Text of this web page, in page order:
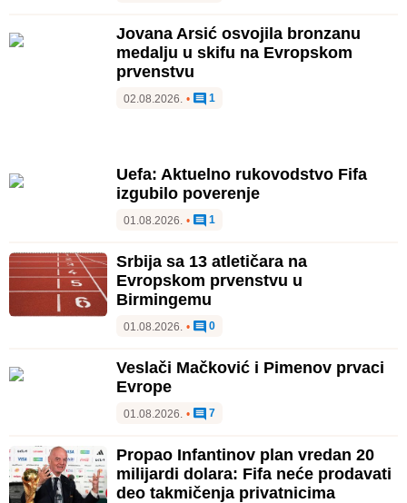
Jovana Arsić osvojila bronzanu
medalju u skifu na Evropskom
prvenstvu
02.08.2026. • 1
Uefa: Aktuelno rukovodstvo Fifa
izgubilo poverenje
01.08.2026. • 1
Srbija sa 13 atletičara na
Evropskom prvenstvu u
Birmingemu
01.08.2026. • 0
Veslači Mačković i Pimenov prvaci
Evrope
01.08.2026. • 7
Propao Infantinov plan vredan 20
milijardi dolara: Fifa neće prodavati
deo takmičenja privatnicima